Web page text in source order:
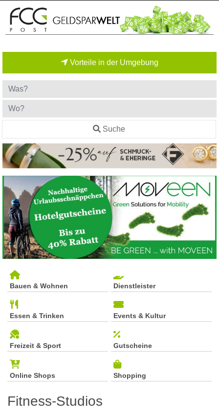
Vorteile in der Umgebung
Suche
Bauen & Wohnen Dienstleister
Essen & Trinken Events & Kultur
Freizeit & Sport Gutscheine
Online Shops Shopping
Fitness-Studios